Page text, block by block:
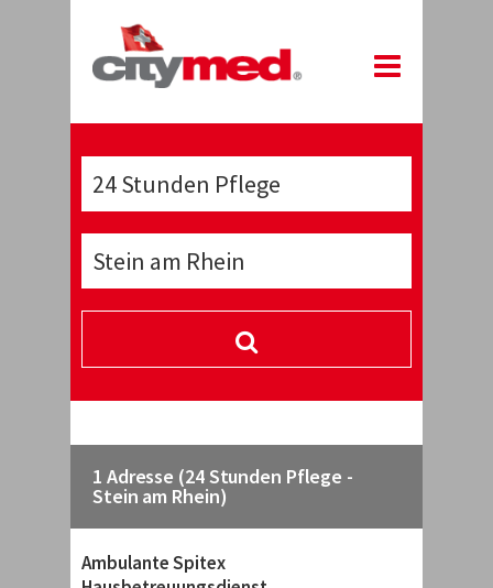
1 Adresse (24 Stunden Pflege -
Stein am Rhein)
Ambulante Spitex